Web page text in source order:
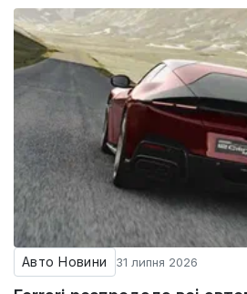
Авто Новини 31 липня 2026